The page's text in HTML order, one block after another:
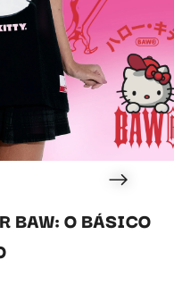
BAW: O BÁSICO